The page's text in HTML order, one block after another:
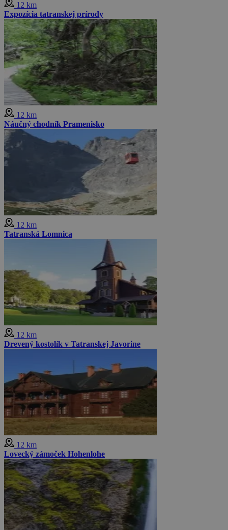
12 km
Expozícia tatranskej prírody
12 km
Náučný chodník Pramenisko
12 km
Tatranská Lomnica
12 km
Drevený kostolík v Tatranskej Javorine
12 km
Lovecký zámoček Hohenlohe